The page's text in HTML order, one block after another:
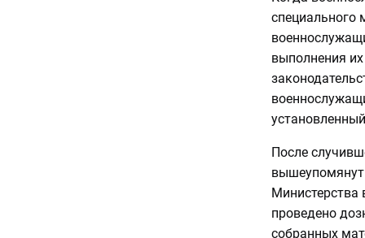
специального
выполнения
После
Министерства
проведено
собранных